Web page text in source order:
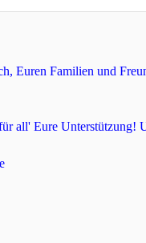
Euren Familien und
all' Eure Unterstützung!